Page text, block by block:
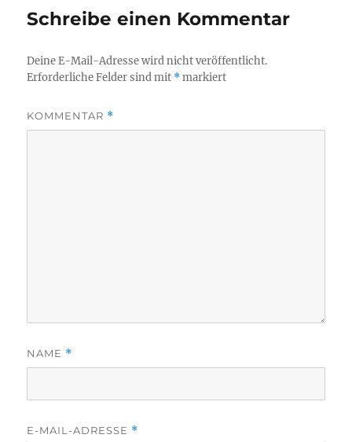
Schreibe einen Kommentar
Deine E-Mail-Adresse wird nicht veröffentlicht.
Erforderliche Felder sind mit *markiert
KOMMENTAR *
NAME *
E-MAIL-ADRESSE *